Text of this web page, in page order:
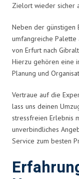
Zielort wieder sicher
Neben der günstigen
umfangreiche Palette
von Erfurt nach
Hierzu gehören eine
Planung und
Vertraue auf die
lass uns deinen
stressfreien Erlebnis
unverbindliches
Service zum besten